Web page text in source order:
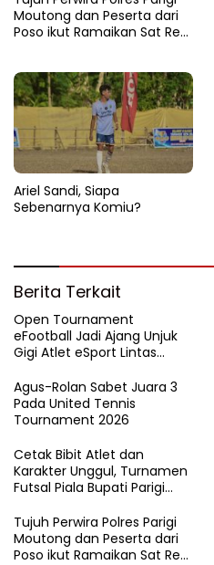
Moutong dan Peserta dari
Poso ikut Ramaikan Sat Res
Ariel Sandi, Siapa
Sebenarnya Komiu?
Berita Terkait
Open Tournament
eFootball Jadi Ajang Unjuk
Gigi Atlet eSport Lintas
Agus-Rolan Sabet Juara 3
Pada United Tennis
Tournament 2026
Cetak Bibit Atlet dan
Karakter Unggul, Turnamen
Futsal Piala Bupati Parigi
Ditutup
Tujuh Perwira Polres Parigi
Moutong dan Peserta dari
Poso ikut Ramaikan Sat Res